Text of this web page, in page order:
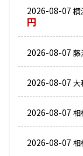
2026-08-07 横
円
2026-08-07 藤
2026-08-07 大
2026-08-07 相
2026-08-07 相